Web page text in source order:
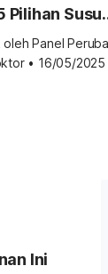
Pilihan Susu
Ibu
oleh Panel
• 16/05/2025
Ini